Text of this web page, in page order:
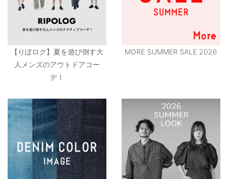
【りぽログ】夏を遊び倒す大
人メンズのアウトドアコー
デ！
MORE SUMMER SALE 2026